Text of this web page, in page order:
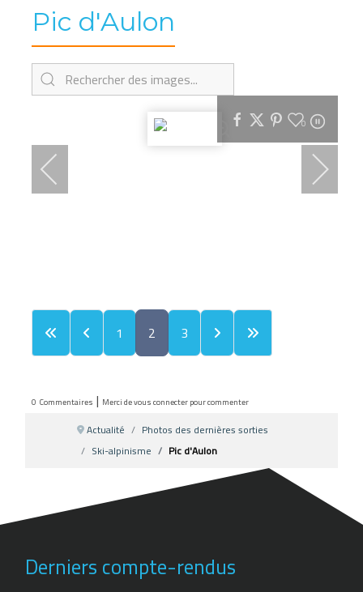
Pic d'Aulon
0
1 2 3
0 Commentaires | Merci de vous connecter pour commenter
Actualité
Photos des dernières sorties
Ski-alpinisme
Pic d'Aulon
Derniers compte-rendus